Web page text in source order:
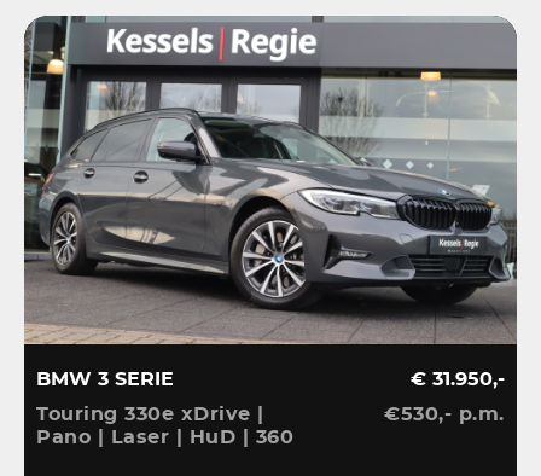
BMW 3 SERIE
Touring 330e xDrive |
Pano | Laser | HuD | 360
€ 31.950,-
€530,- p.m.